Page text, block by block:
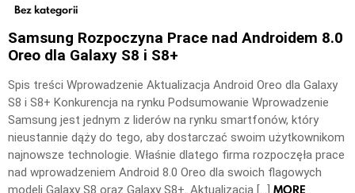
Bez kategorii
Samsung Rozpoczyna Prace nad Androidem 8.0
Oreo dla Galaxy S8 i S8+
Spis treści Wprowadzenie Aktualizacja Android Oreo dla Galaxy
S8 i S8+ Konkurencja na rynku Podsumowanie Wprowadzenie
Samsung jest jednym z liderów na rynku smartfonów, który
nieustannie dąży do tego, aby dostarczać swoim użytkownikom
najnowsze technologie. Właśnie dlatego firma rozpoczęła prace
nad wprowadzeniem Android 8.0 Oreo dla swoich flagowych
modeli Galaxy S8 oraz Galaxy S8+. Aktualizacja […]